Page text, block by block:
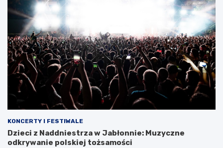
KONCERTY I FESTIWALE
Dzieci z Naddniestrza w Jabłonnie: Muzyczne
odkrywanie polskiej tożsamości